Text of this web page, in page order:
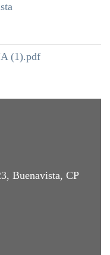
(1).pdf
Buenavista, CP